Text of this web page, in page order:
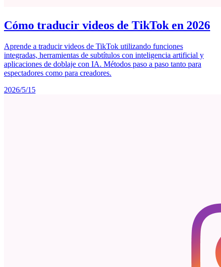
Cómo traducir videos de TikTok en 2026
Aprende a traducir videos de TikTok utilizando funciones
integradas, herramientas de subtítulos con inteligencia artificial y
aplicaciones de doblaje con IA. Métodos paso a paso tanto para
espectadores como para creadores.
2026/5/15